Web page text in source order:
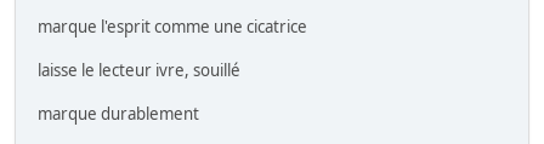
marque l'esprit comme une cicatrice
laisse le lecteur ivre, souillé
marque durablement